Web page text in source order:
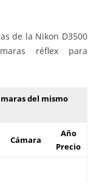
de la Nikon D3500
réflex para
del mismo
Cámara
Año
Precio